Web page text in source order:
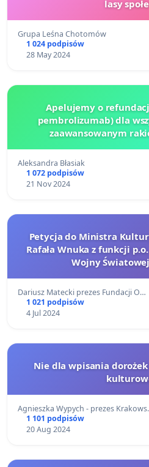
lasy
Grupa Leśna Chotomów
1 024 podpisów
28 May 2024
Apelujemy o
pembrolizumab) dla
zaawansowanym
Aleksandra Błasiak
1 072 podpisów
21 Nov 2024
Petycja do Ministra
Rafała Wnuka z funkcji
Wojny
Dariusz Matecki prezes Fundacji O…
1 021 podpisów
4 Jul 2024
Nie dla wpisania
Agnieszka Wypych - prezes
1 101 podpisów
20 Aug 2024